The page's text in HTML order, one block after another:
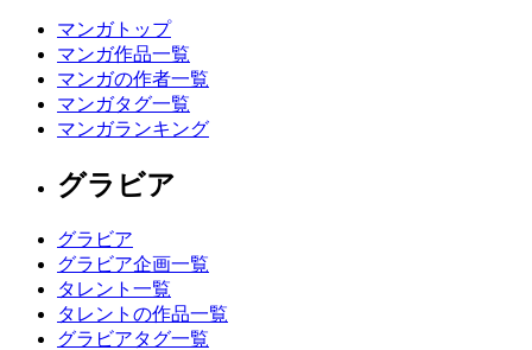
マンガトップ
マンガ作品一覧
マンガの作者一覧
マンガタグ一覧
マンガランキング
グラビア
グラビア
グラビア企画一覧
タレント一覧
タレントの作品一覧
グラビアタグ一覧